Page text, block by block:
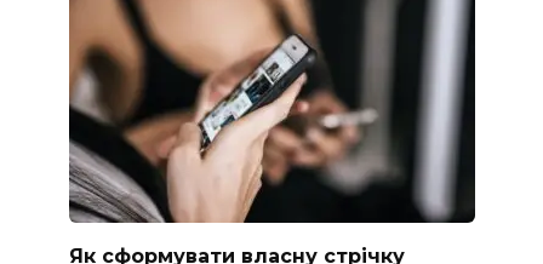
Як сформувати власну стрічку